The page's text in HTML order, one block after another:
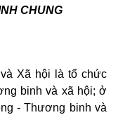
CHUNG
Xã hội là tổ chức
binh và xã hội; ở
- Thương binh và